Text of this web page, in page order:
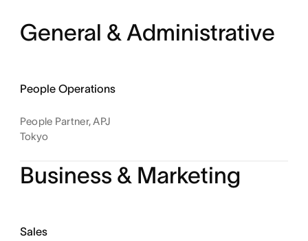
General & Administrative
People Operations
People Partner, APJ
Tokyo
Business & Marketing
Sales